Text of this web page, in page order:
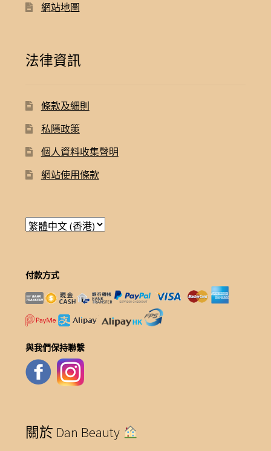
網站地圖
法律資訊
條款及細則
私隱政策
個人資料收集聲明
網站使用條款
付款方式
與我們保持聯繫
關於 Dan Beauty